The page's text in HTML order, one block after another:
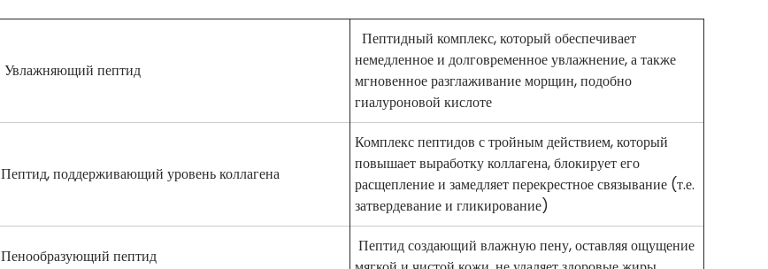
Увлажняющий пептид
Пептидный комплекс, который обеспечивает
немедленное и долговременное увлажнение, а также
мгновенное разглаживание морщин, подобно
гиалуроновой кислоте
Пептид, поддерживающий уровень коллагена
Комплекс пептидов с тройным действием, который
повышает выработку коллагена, блокирует его
расщепление и замедляет перекрестное связывание (т.е.
затвердевание и гликирование)
Пенообразующий пептид
Пептид создающий влажную пену, оставляя ощущение